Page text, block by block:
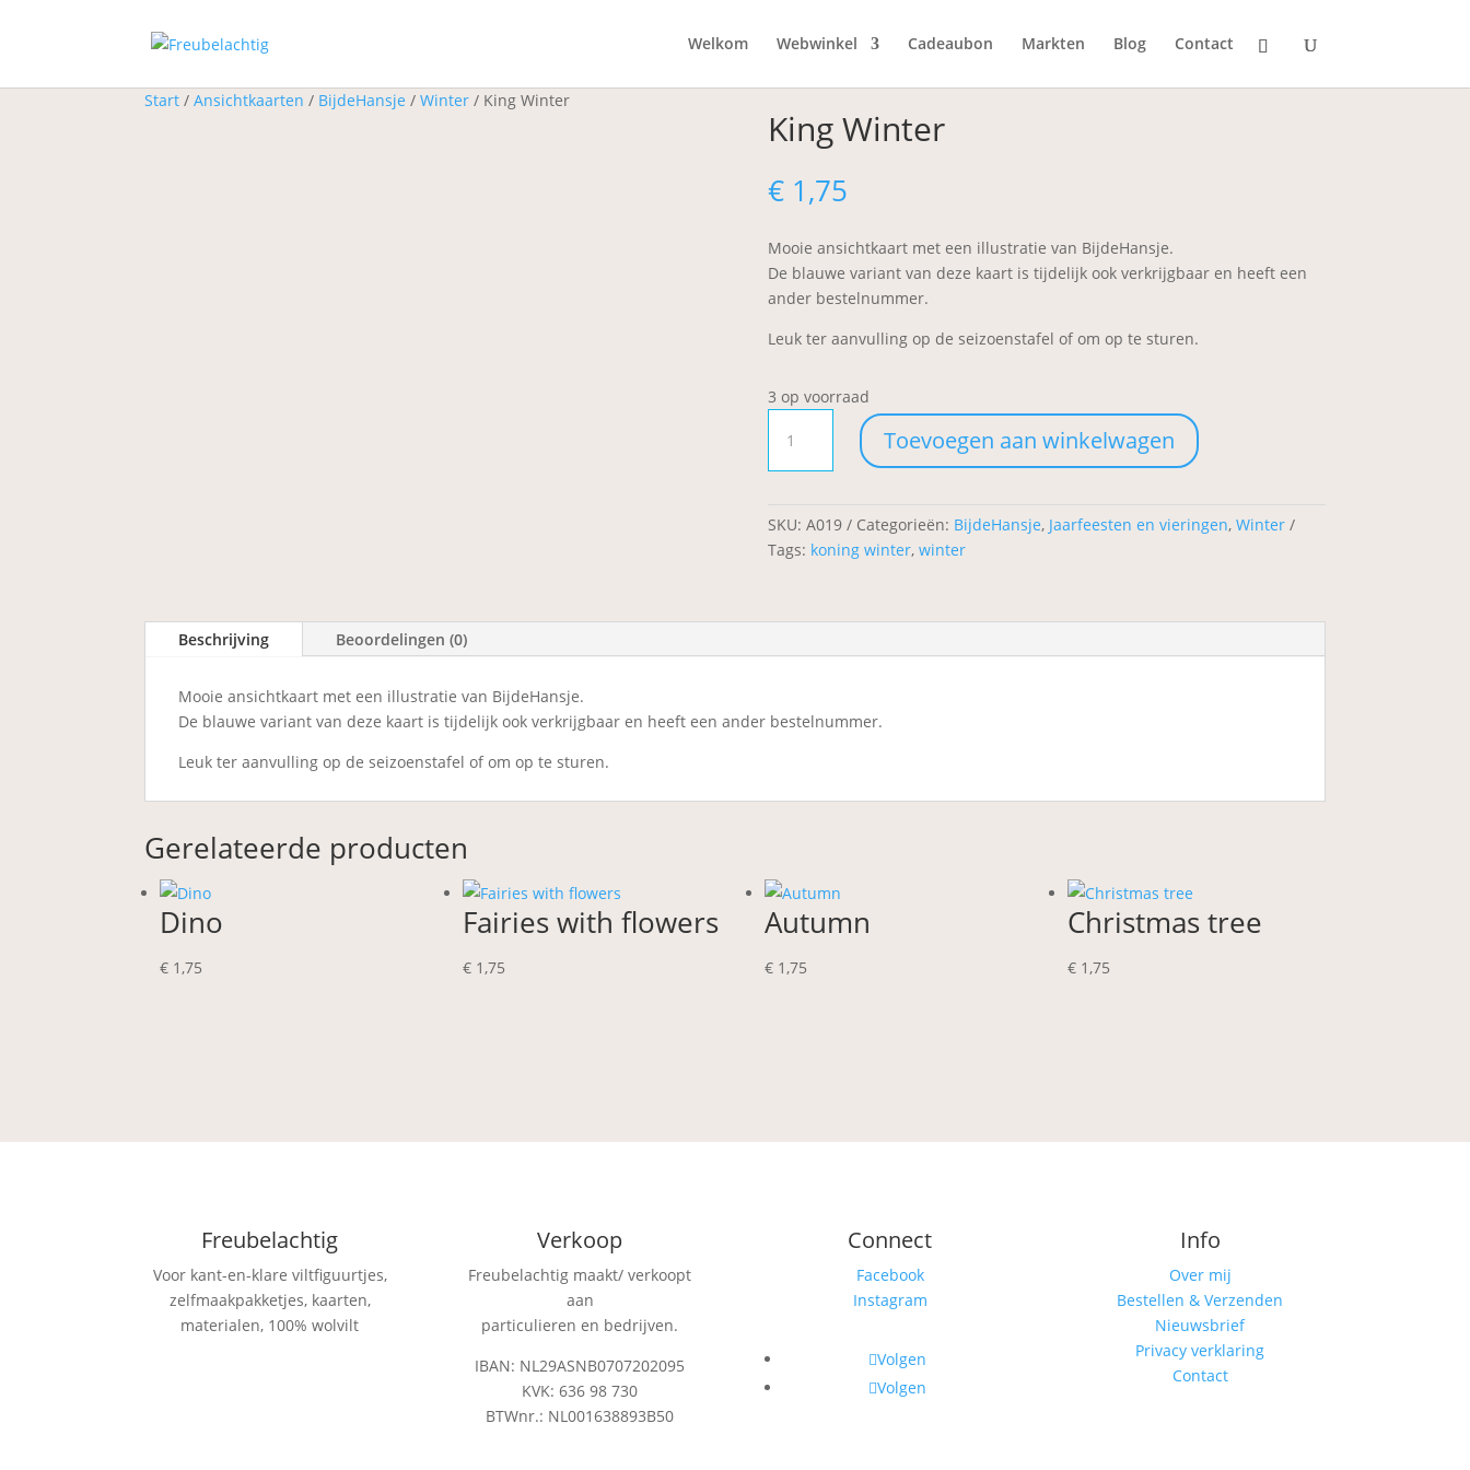
Welkom Webwinkel Cadeaubon Markten Blog Contact
Start / Ansichtkaarten / BijdeHansje / Winter / King Winter
King Winter
€1,75
Mooie ansichtkaart met een illustratie van BijdeHansje.
De blauwe variant van deze kaart is tijdelijk ook verkrijgbaar en heeft een
ander bestelnummer.
Leuk ter aanvulling op de seizoenstafel of om op te sturen.
3 op voorraad
Winter
aantal
Toevoegen aan winkelwagen
SKU: A019 Categorieën: BijdeHansje, Jaarfeesten en vieringen, Winter
Tags: koning winter, winter
Beschrijving Beoordelingen (0)
Mooie ansichtkaart met een illustratie van BijdeHansje.
De blauwe variant van deze kaart is tijdelijk ook verkrijgbaar en heeft een ander bestelnummer.
Leuk ter aanvulling op de seizoenstafel of om op te sturen.
Gerelateerde producten
Dino
€ 1,75
Fairies with flowers
€1,75
Autumn
€ 1,75
Christmas tree
€1,75
Freubelachtig
Voor kant-en-klare viltfiguurtjes,
zelfmaakpakketjes, kaarten,
materialen, 100% wolvilt
Verkoop
Freubelachtig maakt/ verkoopt
aan
particulieren en bedrijven.
IBAN: NL29ASNB0707202095
KVK: 636 98 730
BTWnr.: NL001638893B50
Connect
Facebook
Instagram
Volgen
Volgen
Info
Over mij
Bestellen & Verzenden
Nieuwsbrief
Privacy verklaring
Contact